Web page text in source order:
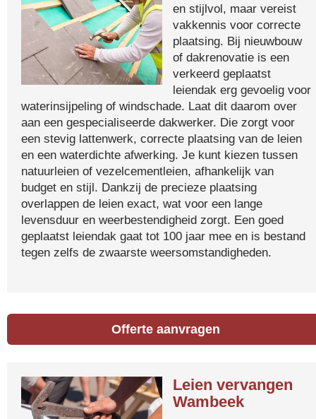
en stijlvol, maar vereist
vakkennis voor correcte
plaatsing. Bij nieuwbouw
of dakrenovatie is een
verkeerd geplaatst
leiendak erg gevoelig voor
waterinsijpeling of windschade. Laat dit daarom over
aan een gespecialiseerde dakwerker. Die zorgt voor
een stevig lattenwerk, correcte plaatsing van de leien
en een waterdichte afwerking. Je kunt kiezen tussen
natuurleien of vezelcementleien, afhankelijk van
budget en stijl. Dankzij de precieze plaatsing
overlappen de leien exact, wat voor een lange
levensduur en weerbestendigheid zorgt. Een goed
geplaatst leiendak gaat tot 100 jaar mee en is bestand
tegen zelfs de zwaarste weersomstandigheden.
Offerte aanvragen
Leien vervangen
Wambeek